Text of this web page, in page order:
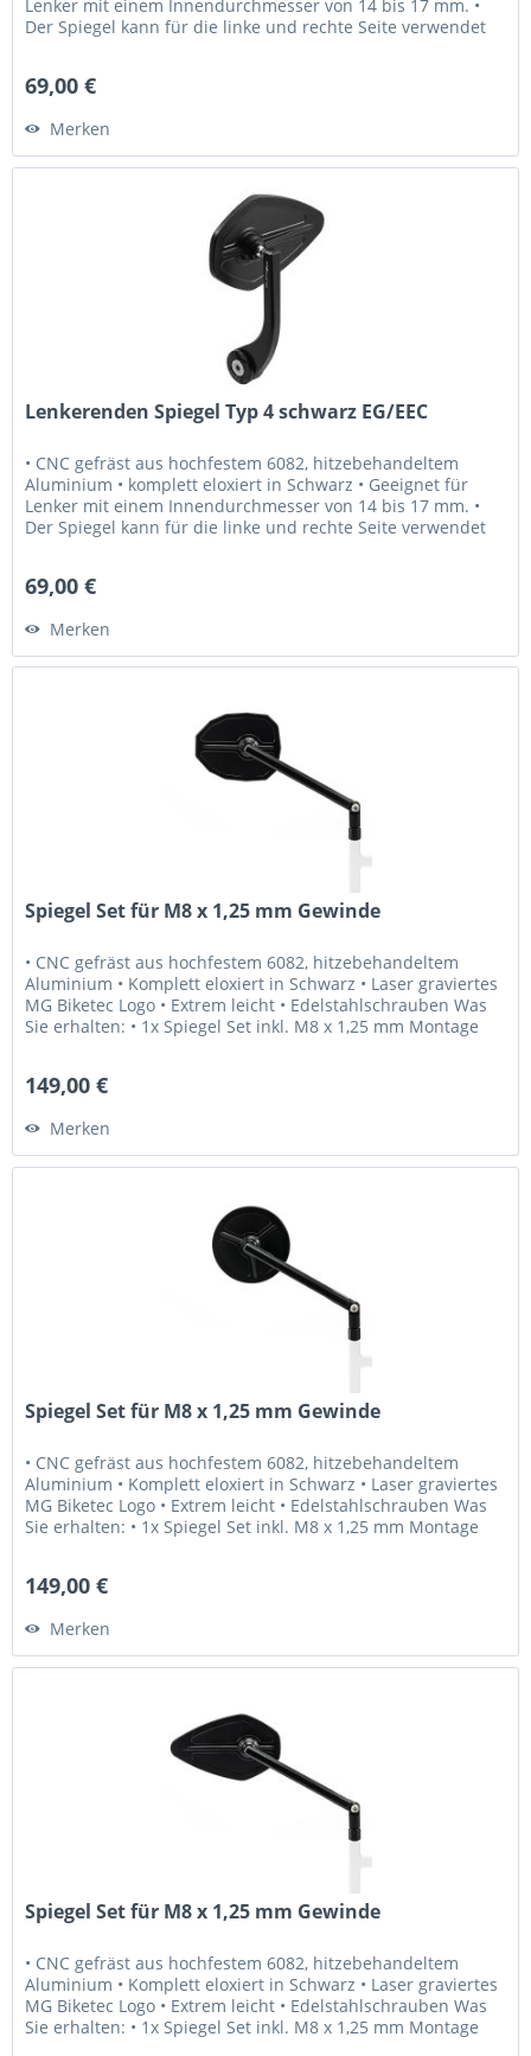
Lenker mit einem Innendurchmesser von 14 bis 17 mm. •
Der Spiegel kann für die linke und rechte Seite verwendet
69,00 €
Merken
Lenkerenden Spiegel Typ 4 schwarz EG/EEC
• CNC gefräst aus hochfestem 6082, hitzebehandeltem
Aluminium • komplett eloxiert in Schwarz • Geeignet für
Lenker mit einem Innendurchmesser von 14 bis 17 mm. •
Der Spiegel kann für die linke und rechte Seite verwendet
69,00 €
Merken
Spiegel Set für M8 x 1,25 mm Gewinde
• CNC gefräst aus hochfestem 6082, hitzebehandeltem
Aluminium • Komplett eloxiert in Schwarz • Laser graviertes
MG Biketec Logo • Extrem leicht • Edelstahlschrauben Was
Sie erhalten: • 1x Spiegel Set inkl. M8 x 1,25 mm Montage
149,00 €
Merken
Spiegel Set für M8 x 1,25 mm Gewinde
• CNC gefräst aus hochfestem 6082, hitzebehandeltem
Aluminium • Komplett eloxiert in Schwarz • Laser graviertes
MG Biketec Logo • Extrem leicht • Edelstahlschrauben Was
Sie erhalten: • 1x Spiegel Set inkl. M8 x 1,25 mm Montage
149,00 €
Merken
Spiegel Set für M8 x 1,25 mm Gewinde
• CNC gefräst aus hochfestem 6082, hitzebehandeltem
Aluminium • Komplett eloxiert in Schwarz • Laser graviertes
MG Biketec Logo • Extrem leicht • Edelstahlschrauben Was
Sie erhalten: • 1x Spiegel Set inkl. M8 x 1,25 mm Montage